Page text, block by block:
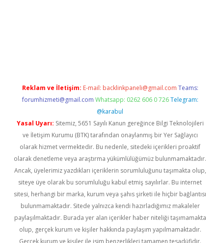
Reklam ve İletişim: E-mail: backlinkpaneli@gmail.com Teams:
forumhizmeti@gmail.com Whatsapp: 0262 606 0 726 Telegram:
@karabul
Yasal Uyarı: Sitemiz, 5651 Sayılı Kanun gereğince Bilgi Teknolojileri
ve İletişim Kurumu (BTK) tarafından onaylanmış bir Yer Sağlayıcı
olarak hizmet vermektedir. Bu nedenle, sitedeki içerikleri proaktif
olarak denetleme veya araştırma yükümlülüğümüz bulunmamaktadır.
Ancak, üyelerimiz yazdıkları içeriklerin sorumluluğunu taşımakta olup,
siteye üye olarak bu sorumluluğu kabul etmiş sayılırlar. Bu internet
sitesi, herhangi bir marka, kurum veya şahıs şirketi ile hiçbir bağlantısı
bulunmamaktadır. Sitede yalnızca kendi hazırladığımız makaleler
paylaşılmaktadır. Burada yer alan içerikler haber niteliği taşımamakta
olup, gerçek kurum ve kişiler hakkında paylaşım yapılmamaktadır.
Gerçek kurum ve kişiler ile isim benzerlikleri tamamen tesadüfidir.